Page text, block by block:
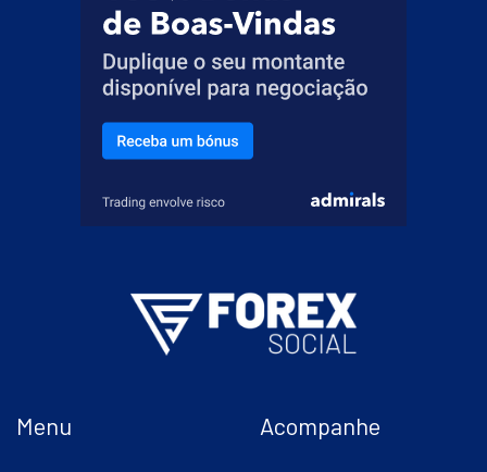
Menu Acompanhe